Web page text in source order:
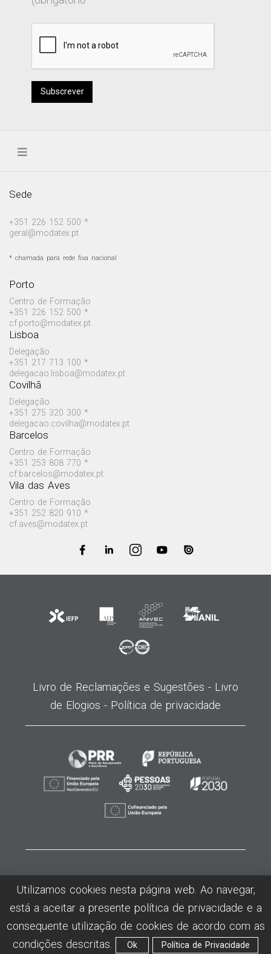
Subscrever
Sede
+351 226 152 500 *
geral@modatex.pt
* chamada para rede fixa nacional
Porto
Centro de Formação
+351 226 152 500 *
cf.porto@modatex.pt
Lisboa
Delegação
+351 217 713 100 *
delegacao.lisboa@modatex.pt
Covilhã
Delegação
+351 275 320 300 *
delegacao.covilha@modatex.pt
Barcelos
Centro de Formação
+351 253 808 770 *
cf.barcelos@modatex.pt
Vila das Aves
Centro de Formação
+351 252 820 910 *
cf.aves@modatex.pt
Livro de Reclamações e Sugestões - Livro
de Elogios - Política de privacidade
©2026 - Centro de Formação Profissional da Insdustria Téxtil,
Vestuário, Confecção e Lanifícios - Todos os direitos reservados -
Desenvolvido por Humansoft
Utilizamos cookies nesta página web. Ao navegar,
está a aceitar a presente política de privacidade e a
consequente utilização de cookies de acordo com as
condições descritas.
Ok Política de Privacidade